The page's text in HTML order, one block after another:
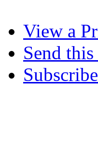
View a
Send